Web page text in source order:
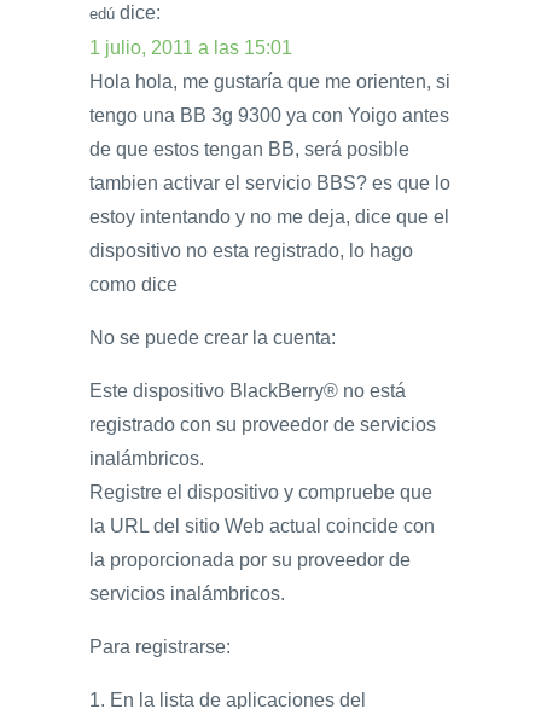
edú dice:
1 julio, 2011 a las 15:01
Hola hola, me gustaría que me orienten, si
tengo una BB 3g 9300 ya con Yoigo antes
de que estos tengan BB, será posible
tambien activar el servicio BBS? es que lo
estoy intentando y no me deja, dice que el
dispositivo no esta registrado, lo hago
como dice
No se puede crear la cuenta:
Este dispositivo BlackBerry® no está
registrado con su proveedor de servicios
inalámbricos.
Registre el dispositivo y compruebe que
la URL del sitio Web actual coincide con
la proporcionada por su proveedor de
servicios inalámbricos.
Para registrarse:
1. En la lista de aplicaciones del